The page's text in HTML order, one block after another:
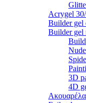
Acrygel
Builder gel
Builder gel
3D
4D